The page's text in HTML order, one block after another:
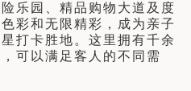
乐园、精品购物大道及度
彩和无限精彩，成为亲子
打卡胜地。这里拥有千余
可以满足客人的不同需